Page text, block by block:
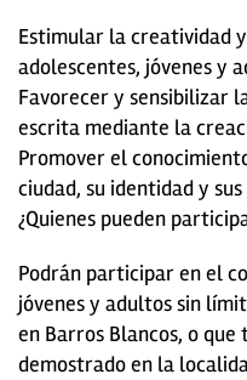
Estimular la creatividad
adolescentes, jóvenes y
Favorecer y sensibilizar
escrita mediante la
Promover el
ciudad, su identidad y sus
¿Quienes pueden
Podrán participar en el
jóvenes y adultos sin
en Barros Blancos, o
demostrado en la